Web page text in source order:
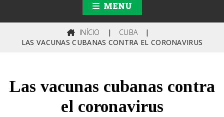
MENU
INÍCIO | CUBA
|
LAS VACUNAS CUBANAS CONTRA EL CORONAVIRUS
Las vacunas cubanas contra
el coronavirus